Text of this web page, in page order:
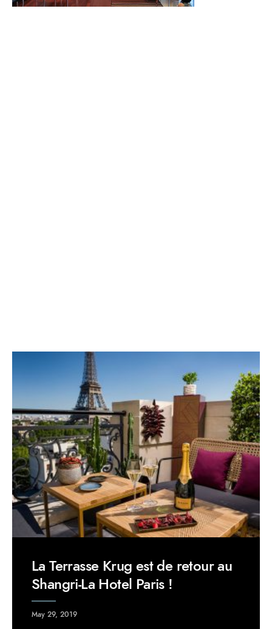
La Terrasse Krug est de retour au
Shangri-La Hotel Paris !
May 29, 2019